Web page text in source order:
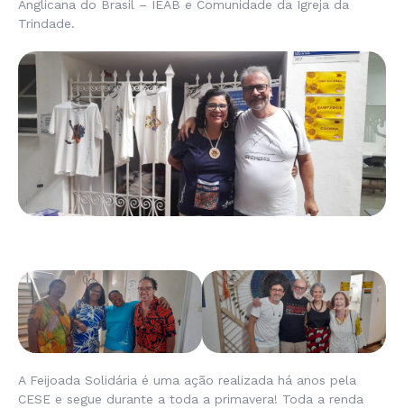
Anglicana do Brasil – IEAB e Comunidade da Igreja da
Trindade.
A Feijoada Solidária é uma ação realizada há anos pela
CESE e segue durante a toda a primavera! Toda a renda